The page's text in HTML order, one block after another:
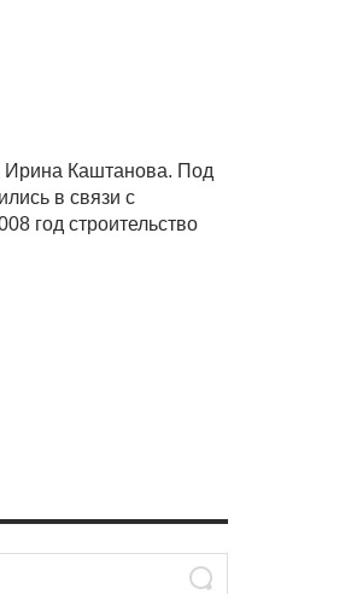
Ирина Каштанова. Под
в связи с
год строительство